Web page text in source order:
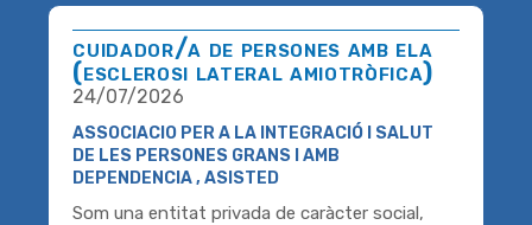
cuidador/a de persones amb ela
(esclerosi lateral amiotròfica)
24/07/2026
ASSOCIACIO PER A LA INTEGRACIÓ I SALUT
DE LES PERSONES GRANS I AMB
DEPENDENCIA , ASISTED
Som una entitat privada de caràcter social,